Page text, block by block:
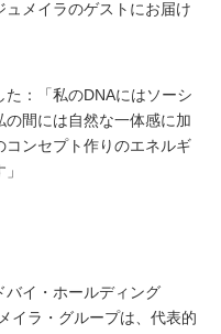
メイラのゲストにお届け
：「私のDNAにはソーシ
の間には自然な一体感に加
コンセプト作りのエネルギ
バイ・ホールディング
イラ・グループは、代表的